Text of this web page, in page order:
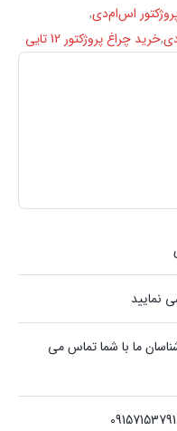
اس‌ام‌دی,
,خرید چراغ پروژکتور 12 تایی
نمایید
ما با شما تماس می